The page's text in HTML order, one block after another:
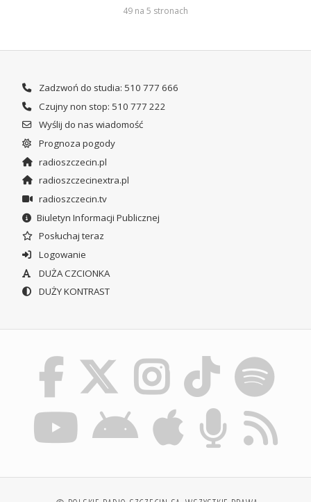
49 na 5 stronach
Zadzwoń do studia: 510 777 666
Czujny non stop: 510 777 222
Wyślij do nas wiadomość
Prognoza pogody
radioszczecin.pl
radioszczecinextra.pl
radioszczecin.tv
Biuletyn Informacji Publicznej
Posłuchaj teraz
Logowanie
DUŻA CZCIONKA
DUŻY KONTRAST